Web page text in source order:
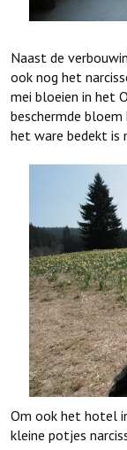
Naast de
ook nog het
mei bloeien in het
beschermde
het ware bedekt is
Om ook het hotel
kleine potjes